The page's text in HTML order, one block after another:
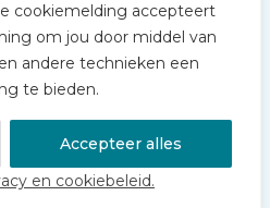
cookiemelding accepteert
om jou door middel van
andere technieken een
te bieden.
Accepteer alles
en cookiebeleid.